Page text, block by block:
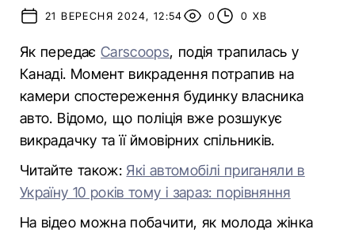
21 ВЕРЕСНЯ 2024, 12:54
0 0 ХВ
Як передає Carscoops, подія трапилась у
Канаді. Момент викрадення потрапив на
камери спостереження будинку власника
авто. Відомо, що поліція вже розшукує
викрадачку та її ймовірних спільників.
Читайте також: Які автомобілі приганяли в
Україну 10 років тому і зараз: порівняння
На відео можна побачити, як молода жінка